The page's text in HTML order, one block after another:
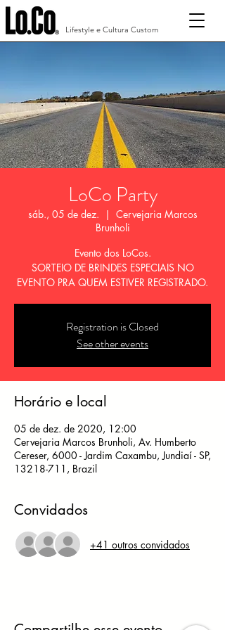
Lifestyle e Cultura Custom
LoCo Party
sáb., 05 de dez.
  |
Cervejaria Marcos
Brunholi
Evento dos LoCos.
SORTEIO DE BRINDES ESPECIAIS NO
EVENTO PRA QUEM ESTIVER REGISTRADO.
Registration is Closed
See other events
Horário e local
05 de dez. de 2020, 12:00
Cervejaria Marcos Brunholi, Av. Humberto
Cereser, 6000 - Jardim Caxambu, Jundiaí - SP,
13218-711, Brazil
Convidados
+41 outros convidados